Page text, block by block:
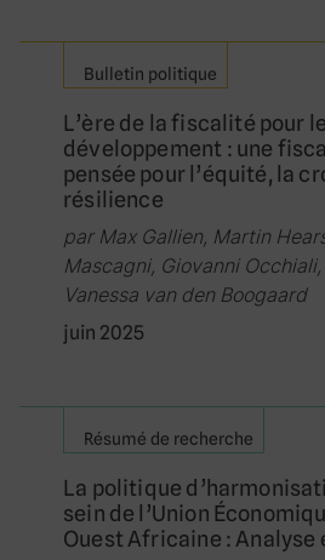
Bulletin politique
L’ère de la fiscalité pour le
développement : une
pensée pour l’équité, la
résilience
par Max Gallien, Martin
Mascagni, Giovanni
Vanessa van den Boogaard
juin 2025
Résumé de recherche
La politique
sein de l’Union
Ouest Africaine :